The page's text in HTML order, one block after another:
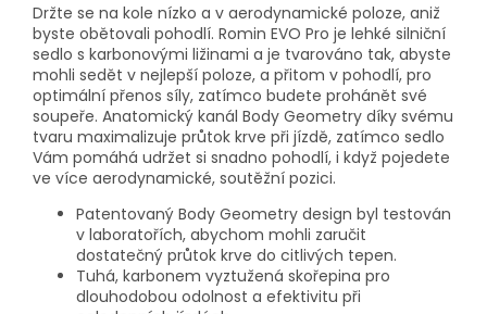
Držte se na kole nízko a v aerodynamické poloze, aniž
byste obětovali pohodlí. Romin EVO Pro je lehké silniční
sedlo s karbonovými ližinami a je tvarováno tak, abyste
mohli sedět v nejlepší poloze, a přitom v pohodlí, pro
optimální přenos síly, zatímco budete prohánět své
soupeře. Anatomický kanál Body Geometry díky svému
tvaru maximalizuje průtok krve při jízdě, zatímco sedlo
Vám pomáhá udržet si snadno pohodlí, i když pojedete
ve více aerodynamické, soutěžní pozici.
Patentovaný Body Geometry design byl testován
v laboratořích, abychom mohli zaručit
dostatečný průtok krve do citlivých tepen.
Tuhá, karbonem vyztužená skořepina pro
dlouhodobou odolnost a efektivitu při